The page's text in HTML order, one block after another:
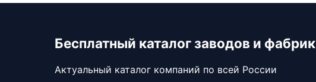
Бесплатный каталог заводов и фабрик
Актуальный каталог компаний по всей России